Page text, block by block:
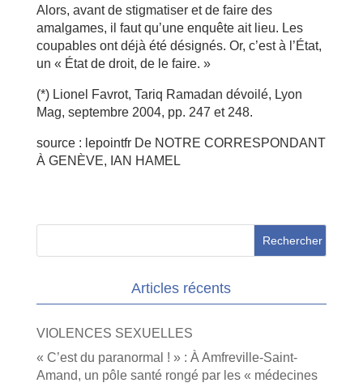
Alors, avant de stigmatiser et de faire des
amalgames, il faut qu’une enquête ait lieu. Les
coupables ont déjà été désignés. Or, c’est à l’État,
un « État de droit, de le faire. »
(*) Lionel Favrot, Tariq Ramadan dévoilé, Lyon
Mag, septembre 2004, pp. 247 et 248.
source : lepointfr De NOTRE CORRESPONDANT
À GENÈVE, IAN HAMEL
Articles récents
VIOLENCES SEXUELLES
« C’est du paranormal ! » : À Amfreville-Saint-
Amand, un pôle santé rongé par les « médecines